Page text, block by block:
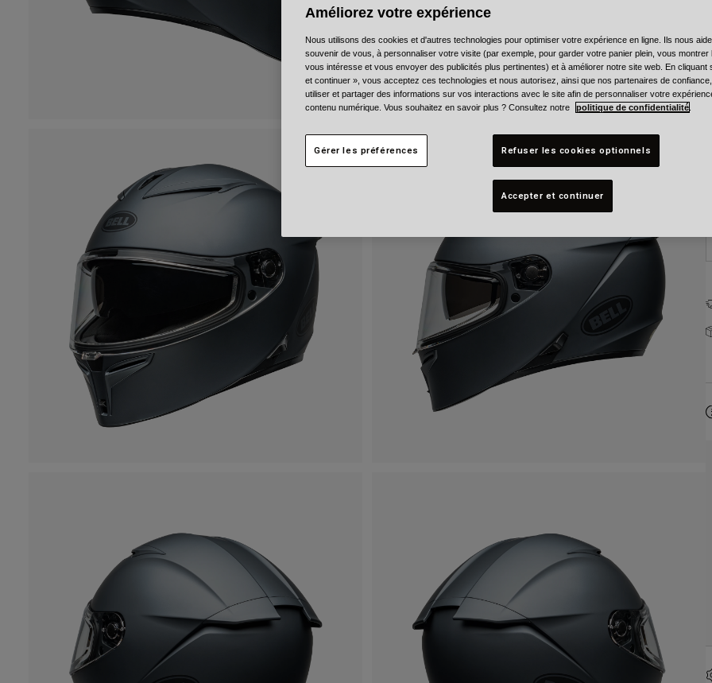
Améliorez votre expérience
Nous utilisons des cookies et d'autres technologies pour optimiser votre expérience en ligne. Ils nous
souvenir de vous, à personnaliser votre visite (par exemple, pour garder votre panier plein, vous montrer
vous intéresse et vous envoyer des publicités plus pertinentes) et à améliorer notre site web. En cliquant
et continuer », vous acceptez ces technologies et nous autorisez, ainsi que nos partenaires de confiance,
utiliser et partager des informations sur vos interactions avec le site afin de personnaliser votre
contenu numérique. Vous souhaitez en savoir plus ? Consultez notre
politique de confidentialité
Gérer les préférences Refuser les cookies optionnels
Accepter et continuer